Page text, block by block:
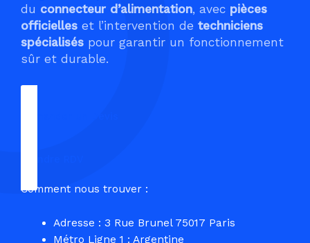
du connecteur d’alimentation, avec pièces
officielles et l’intervention de techniciens
spécialisés pour garantir un fonctionnement
sûr et durable.
Comment nous trouver :
Adresse : 3 Rue Brunel 75017 Paris
Métro Ligne 1 : Argentine